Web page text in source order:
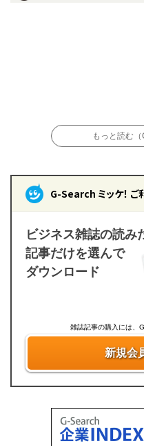
もっと読む（
G-Search ミッケ！ ご
ビジネス雑誌の読み
記事だけを選んで
ダウンロード
雑誌記事の購入には、
新規会